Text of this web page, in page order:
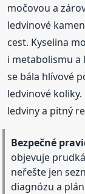
močovou a
ledvinové
cest. Kyselina
i metabolismu a
se bála hlívové
ledvinové
ledviny a pitný
Bezpečné
objevuje
neřešte jen
diagnózu a